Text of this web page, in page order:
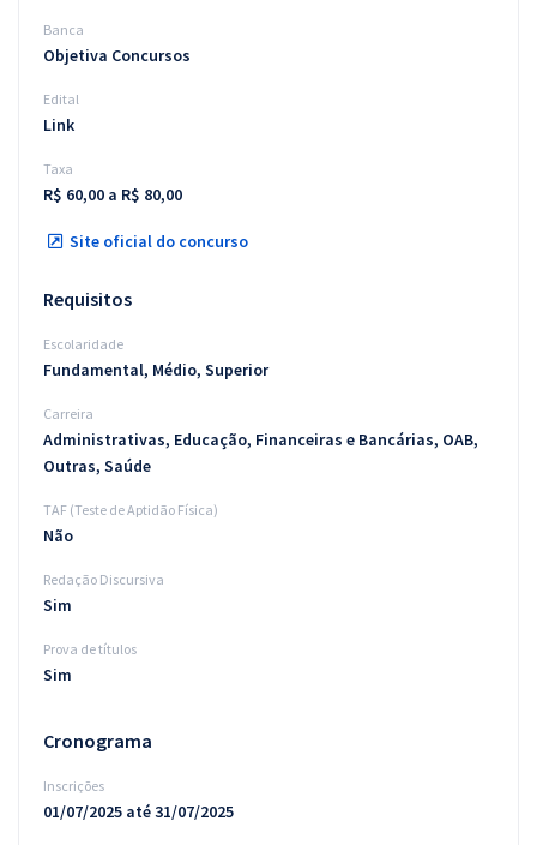
Banca
Objetiva Concursos
Edital
Link
Taxa
R$ 60,00 a R$ 80,00
Site oficial do concurso
Requisitos
Escolaridade
Fundamental, Médio, Superior
Carreira
Administrativas, Educação, Financeiras e Bancárias, OAB,
Outras, Saúde
TAF (Teste de Aptidão Física)
Não
Redação Discursiva
Sim
Prova de títulos
Sim
Cronograma
Inscrições
01/07/2025 até 31/07/2025